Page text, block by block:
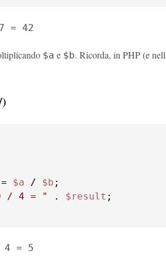
= 42
$a e $b. Ricorda, in PHP (e
= $a / $b
/ 4 = " . $result
4 = 5